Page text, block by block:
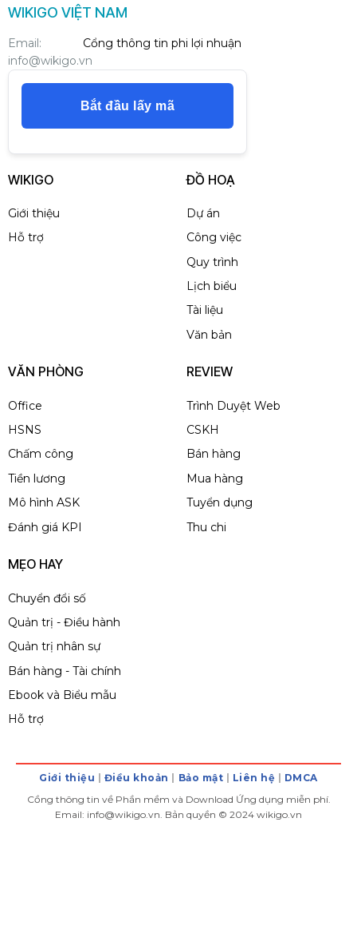
WIKIGO VIỆT NAM
Email:
info@wikigo.vn
Cổng thông tin phi lợi nhuận
Bắt đầu lấy mã
WIKIGO
Giới thiệu
Hỗ trợ
ĐỒ HOẠ
Dự án
Công việc
Quy trình
Lịch biểu
Tài liệu
Văn bản
VĂN PHÒNG
Office
HSNS
Chấm công
Tiền lương
Mô hình ASK
Đánh giá KPI
REVIEW
Trình Duyệt Web
CSKH
Bán hàng
Mua hàng
Tuyển dụng
Thu chi
MẸO HAY
Chuyển đổi số
Quản trị - Điều hành
Quản trị nhân sự
Bán hàng - Tài chính
Ebook và Biểu mẫu
Hỗ trợ
Giới thiệu Điều khoản Bảo mật Liên hệ
DMCA
Cồng thông tin về Phần mềm và Download Ứng dụng miễn phí.
Email: info@wikigo.vn. Bản quyền © 2024 wikigo.vn